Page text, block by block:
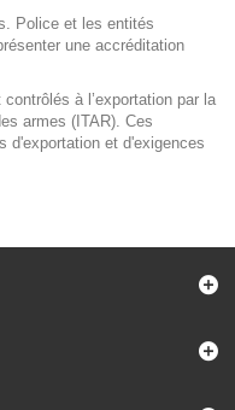
Police et les entités
une accréditation
à l’exportation par la
armes (ITAR). Ces
d'exportation et d'exigences